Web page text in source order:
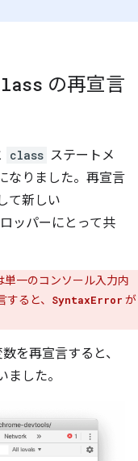
の再宣言
class ステートメ
なりました。再宣言
て新しい
ッパーにとって共
一のコンソール入力内
ると、 SyntaxError が
を再宣言すると、
した。